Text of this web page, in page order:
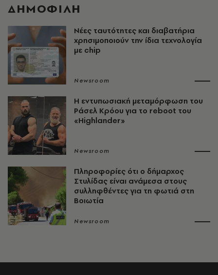
ΔΗΜΟΦΙΛΗ
Νέες ταυτότητες και διαβατήρια
χρησιμοποιούν την ίδια τεχνολογία
με chip
Newsroom
Η εντυπωσιακή μεταμόρφωση του
Ράσελ Κρόου για το reboot του
«Highlander»
Newsroom
Πληροφορίες ότι ο δήμαρχος
Στυλίδας είναι ανάμεσα στους
συλληφθέντες για τη φωτιά στη
Βοιωτία
Newsroom